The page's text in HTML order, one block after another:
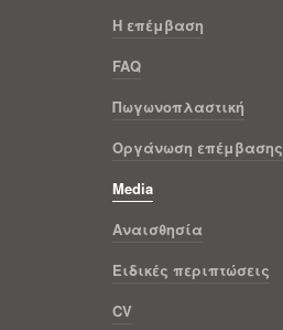
Η επέμβαση
FAQ
Πωγωνοπλαστική
Οργάνωση επέμβασης
Media
Αναισθησία
Ειδικές περιπτώσεις
CV